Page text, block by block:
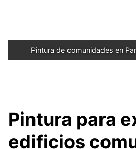
Pintura de comunidades en
Pintura para
edificios